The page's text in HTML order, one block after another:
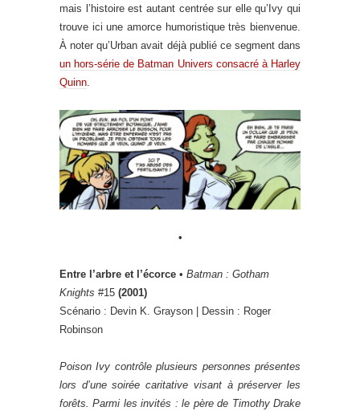
mais l’histoire est autant centrée sur elle qu’Ivy qui
trouve ici une amorce humoristique très bienvenue.
À noter qu’Urban avait déjà publié ce segment dans
un hors-série de Batman Univers consacré à Harley
Quinn.
•
Entre l’arbre et l’écorce • Batman : Gotham
Knights #15 (2001)
Scénario : Devin K. Grayson | Dessin : Roger
Robinson
Poison Ivy contrôle plusieurs personnes présentes
lors d’une soirée caritative visant à préserver les
forêts. Parmi les invités : le père de Timothy Drake